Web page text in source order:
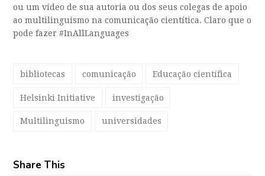
ou um vídeo de sua autoria ou dos seus colegas de apoio
ao multilinguismo na comunicação cientítica. Claro que o
pode fazer #InAllLanguages
bibliotecas comunicação Educação científica
Helsinki Initiative investigação
Multilinguismo universidades
Share This